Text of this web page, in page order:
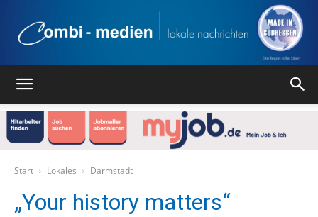
Start Lokales Darmstadt
„Your history matters“